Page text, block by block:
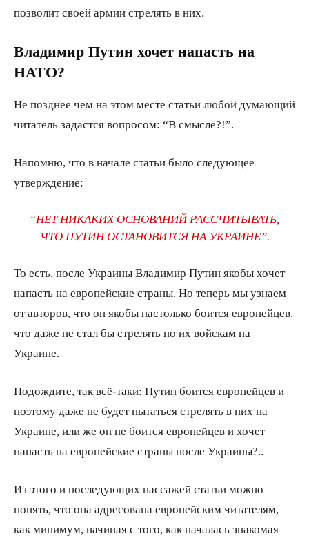
позволит своей армии стрелять в них.
Владимир Путин хочет напасть на
НАТО?
Не позднее чем на этом месте статьи любой думающий
читатель задастся вопросом: “В смысле?!”.
Напомню, что в начале статьи было следующее
утверждение:
“НЕТ НИКАКИХ ОСНОВАНИЙ РАССЧИТЫВАТЬ,
ЧТО ПУТИН ОСТАНОВИТСЯ НА УКРАИНЕ”.
То есть, после Украины Владимир Путин якобы хочет
напасть на европейские страны. Но теперь мы узнаем
от авторов, что он якобы настолько боится европейцев,
что даже не стал бы стрелять по их войскам на
Украине.
Подождите, так всё-таки: Путин боится европейцев и
поэтому даже не будет пытаться стрелять в них на
Украине, или же он не боится европейцев и хочет
напасть на европейские страны после Украины?..
Из этого и последующих пассажей статьи можно
понять, что она адресована европейским читателям,
как минимум, начиная с того, как началась знакомая